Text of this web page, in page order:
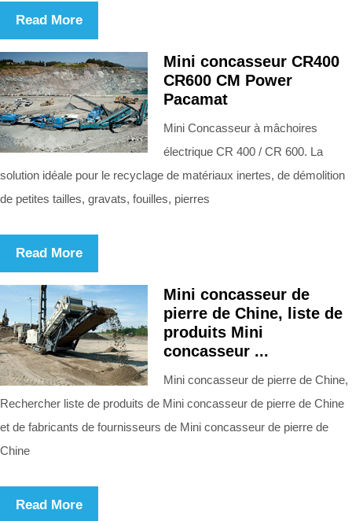
Read More
Mini concasseur CR400
CR600 CM Power
Pacamat
Mini Concasseur à mâchoires
électrique CR 400 / CR 600. La
solution idéale pour le recyclage de matériaux inertes, de démolition
de petites tailles, gravats, fouilles, pierres
Read More
Mini concasseur de
pierre de Chine, liste de
produits Mini
concasseur ...
Mini concasseur de pierre de Chine,
Rechercher liste de produits de Mini concasseur de pierre de Chine
et de fabricants de fournisseurs de Mini concasseur de pierre de
Chine
Read More